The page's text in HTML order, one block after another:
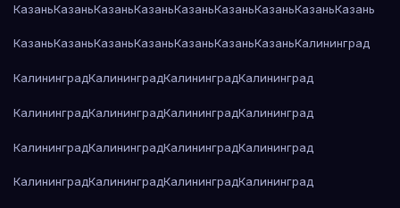
КазаньКазаньКазаньКазаньКазаньКазаньКазаньКазаньКазань
КазаньКазаньКазаньКазаньКазаньКазаньКазаньКалининград
КалининградКалининградКалининградКалининград
КалининградКалининградКалининградКалининград
КалининградКалининградКалининградКалининград
КалининградКалининградКалининградКалининград